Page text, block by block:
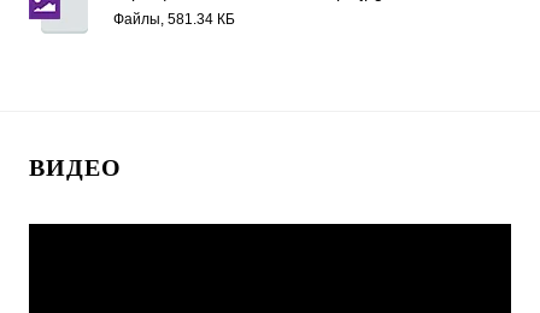
Файлы, 581.34 КБ
ВИДЕО